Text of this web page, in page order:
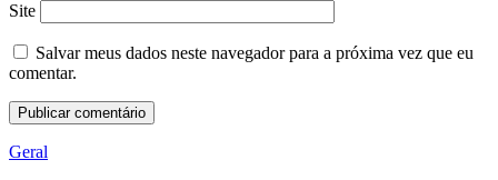
Site
Salvar meus dados neste navegador para a próxima vez que eu
comentar.
Geral